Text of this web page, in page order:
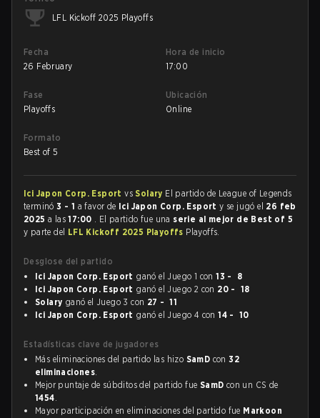
LFL Kickoff 2025 Playoffs
Fecha
26 February
Hora de inicio
17:00
Fase
Playoffs
Ubicación
Online
Formato
Best of 5
Ici Japon Corp. Esportvs Solary El partido de League of Legends
terminó3 - 1 a favor de Ici Japon Corp. Esporty se jugó el 26 feb
2025 a las17:00 . El partido fue una serie al mejor de Best of 5
y parte del LFL Kickoff 2025 Playoffs Playoffs.
Desglose del partido
Ici Japon Corp. Esport ganó el Juego 1 con13 - 8
Ici Japon Corp. Esport ganó el Juego 2 con 20 - 18
Solary ganó el Juego 3 con 27 - 11
Ici Japon Corp. Esport ganó el Juego 4 con14 - 10
Estadísticas clave de jugadores
Más eliminaciones del partido las hizo SamD con32
eliminaciones.
Mejor puntaje de súbditos del partido fue SamD con un CS de
1454.
Mayor participación en eliminaciones del partido fue Markoon